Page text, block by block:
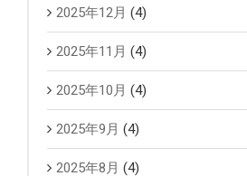
2025年12月 (4)
2025年11月 (4)
2025年10月 (4)
2025年9月 (4)
2025年8月 (4)